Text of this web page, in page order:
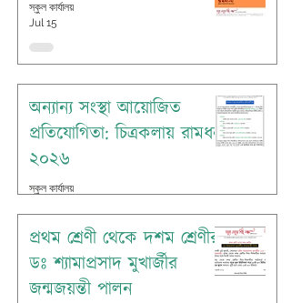
স্কুল কার্যালয়
Jul 15
অন্যান্য সংস্থা আয়োজিত
প্রতিযোগিতা: চিত্রকলায় রামধনু
২০২৬
স্কুল কার্যালয়
প্রথম শ্রেণী থেকে দশম শ্রেণীর
ডঃ শ্যামাপ্রসাদ মুখার্জীর
জন্মজয়ন্তী পালন